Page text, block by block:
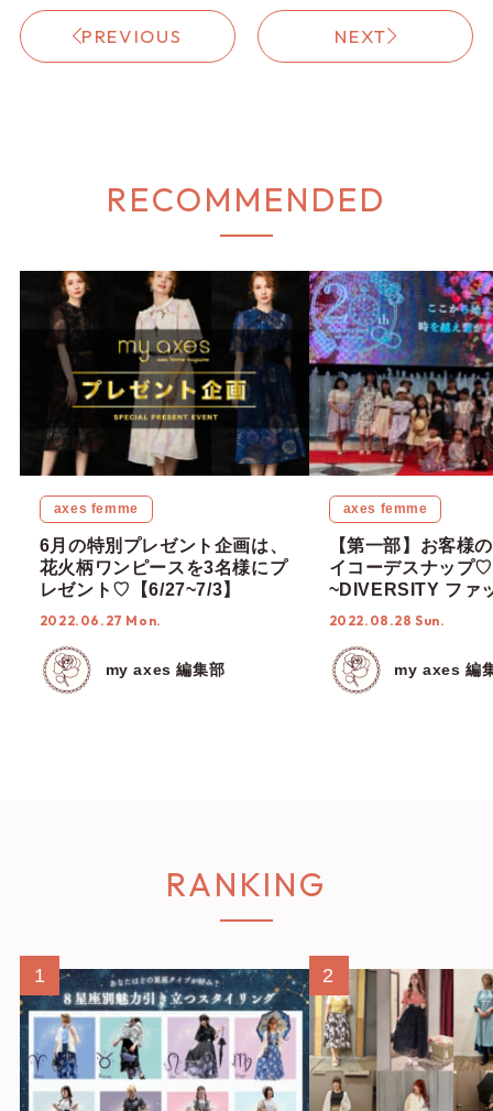
PREVIOUS NEXT
RECOMMENDED
axes femme
6月の特別プレゼント企画は、
花火柄ワンピースを3名様にプ
レゼント♡【6/27~7/3】
2022.06.27 Mon.
my axes 編集部
axes femme
【第一部】お客様
イコーデスナップ♡
~DIVERSITY ファ
ョー in サンシャイ
2022.08.28 Sun.
my axes 編
RANKING
1 2